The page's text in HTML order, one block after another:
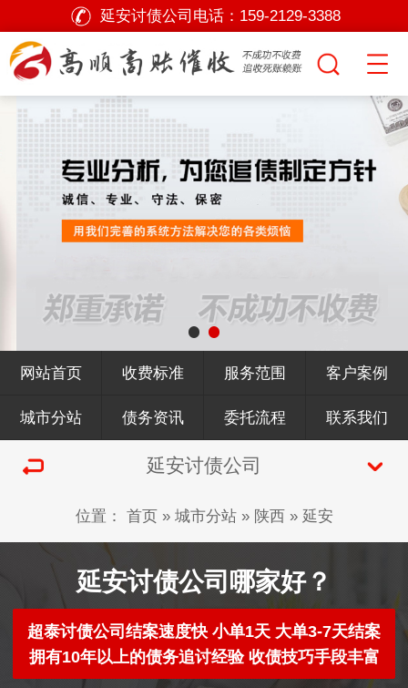
延安讨债公司电话： 159-2129-3388
网站首页 收费标准 服务范围 客户案例
城市分站 债务资讯 委托流程 联系我们
延安讨债公司
位置： 首页» 城市分站» 陕西» 延安
延安讨债公司哪家好？
超泰讨债公司结案速度快 小单1天 大单3-7天结案
拥有10年以上的债务追讨经验 收债技巧手段丰富